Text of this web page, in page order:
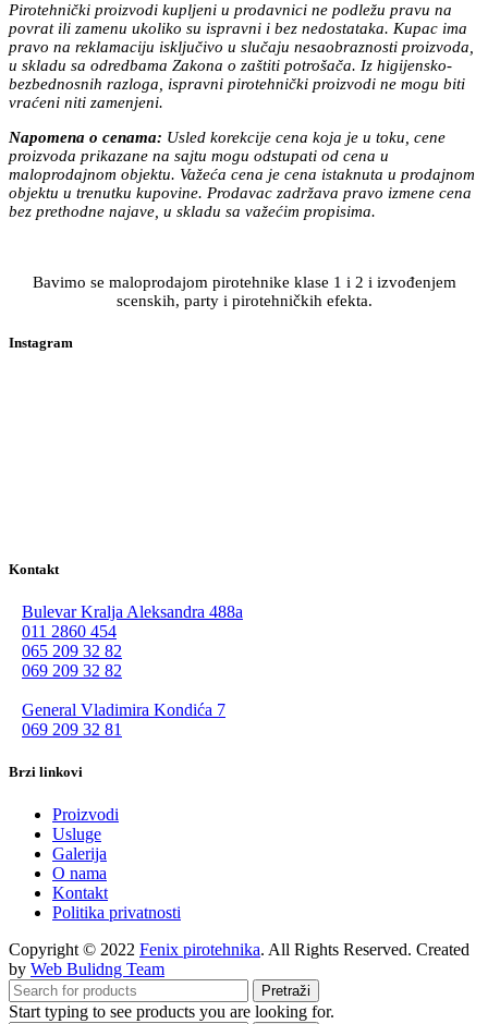
Pirotehnički proizvodi kupljeni u prodavnici ne podležu pravu na
povrat ili zamenu ukoliko su ispravni i bez nedostataka. Kupac ima
pravo na reklamaciju isključivo u slučaju nesaobraznosti proizvoda,
u skladu sa odredbama Zakona o zaštiti potrošača. Iz higijensko-
bezbednosnih razloga, ispravni pirotehnički proizvodi ne mogu biti
vraćeni niti zamenjeni.
Napomena o cenama: Usled korekcije cena koja je u toku, cene
proizvoda prikazane na sajtu mogu odstupati od cena u
maloprodajnom objektu. Važeća cena je cena istaknuta u prodajnom
objektu u trenutku kupovine. Prodavac zadržava pravo izmene cena
bez prethodne najave, u skladu sa važećim propisima.
Bavimo se maloprodajom pirotehnike klase 1 i 2 i izvođenjem
scenskih, party i pirotehničkih efekta.
Instagram
Kontakt
Bulevar Kralja Aleksandra 488a
011 2860 454
065 209 32 82
069 209 32 82
General Vladimira Kondića 7
069 209 32 81
Brzi linkovi
Proizvodi
Usluge
Galerija
O nama
Kontakt
Politika privatnosti
Copyright © 2022 Fenix pirotehnika. All Rights Reserved. Created
by Web Bulidng Team
Pretraži
Start typing to see products you are looking for.